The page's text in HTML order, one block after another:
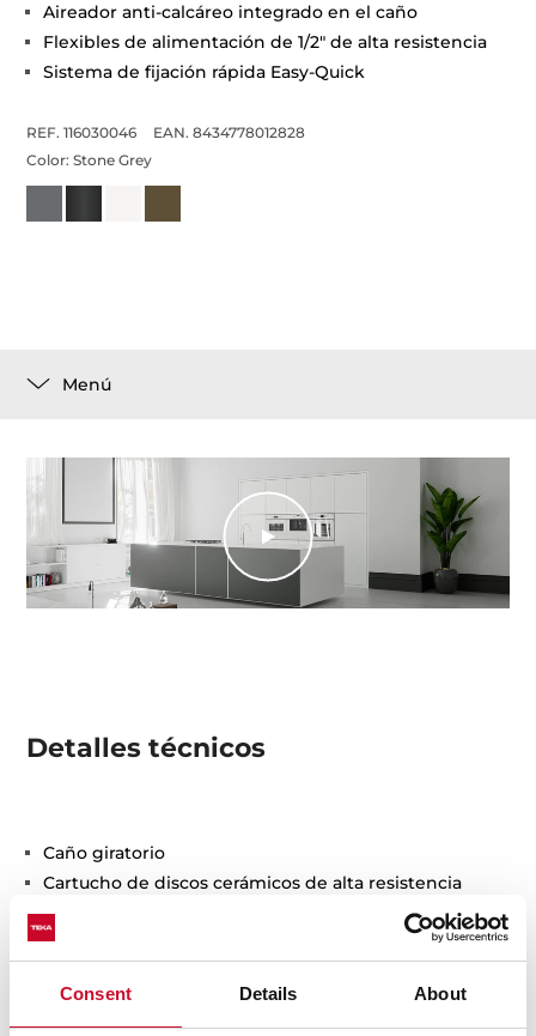
Consent Details About
Aireador anti-calcáreo integrado en el caño
Flexibles de alimentación de 1/2" de alta resistencia
Sistema de fijación rápida Easy-Quick
REF. 116030046
EAN. 8434778012828
Color:Stone Grey
Menú
Detalles técnicos
Caño giratorio
Cartucho de discos cerámicos de alta resistencia
Preciso control de la temperatura
Mayor suavidad en el manejo
Flexibles de alimentación de 1/2" de alta resistencia